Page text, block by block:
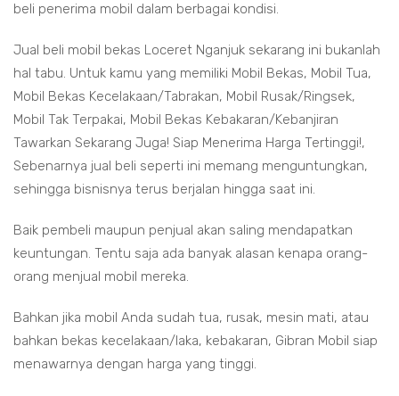
beli penerima mobil dalam berbagai kondisi.
Jual beli mobil bekas Loceret Nganjuk sekarang ini bukanlah
hal tabu. Untuk kamu yang memiliki Mobil Bekas, Mobil Tua,
Mobil Bekas Kecelakaan/Tabrakan, Mobil Rusak/Ringsek,
Mobil Tak Terpakai, Mobil Bekas Kebakaran/Kebanjiran
Tawarkan Sekarang Juga! Siap Menerima Harga Tertinggi!,
Sebenarnya jual beli seperti ini memang menguntungkan,
sehingga bisnisnya terus berjalan hingga saat ini.
Baik pembeli maupun penjual akan saling mendapatkan
keuntungan. Tentu saja ada banyak alasan kenapa orang-
orang menjual mobil mereka.
Bahkan jika mobil Anda sudah tua, rusak, mesin mati, atau
bahkan bekas kecelakaan/laka, kebakaran, Gibran Mobil siap
menawarnya dengan harga yang tinggi.